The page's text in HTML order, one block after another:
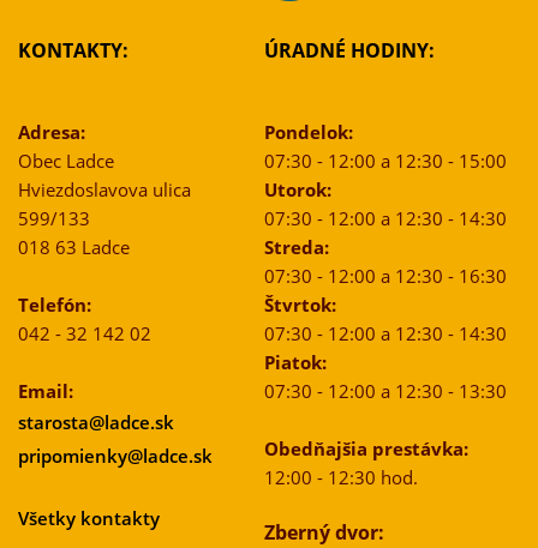
KONTAKTY:
Adresa:
Obec Ladce
Hviezdoslavova ulica
599/133
018 63 Ladce
Telefón:
042 - 32 142 02
Email:
starosta@ladce.sk
pripomienky@ladce.sk
Všetky kontakty
ÚRADNÉ HODINY:
Pondelok:
07:30 - 12:00 a 12:30 - 15:00
Utorok:
07:30 - 12:00 a 12:30 - 14:30
Streda:
07:30 - 12:00 a 12:30 - 16:30
Štvrtok:
07:30 - 12:00 a 12:30 - 14:30
Piatok:
07:30 - 12:00 a 12:30 - 13:30
Obedňajšia prestávka:
12:00 - 12:30 hod.
Zberný dvor: